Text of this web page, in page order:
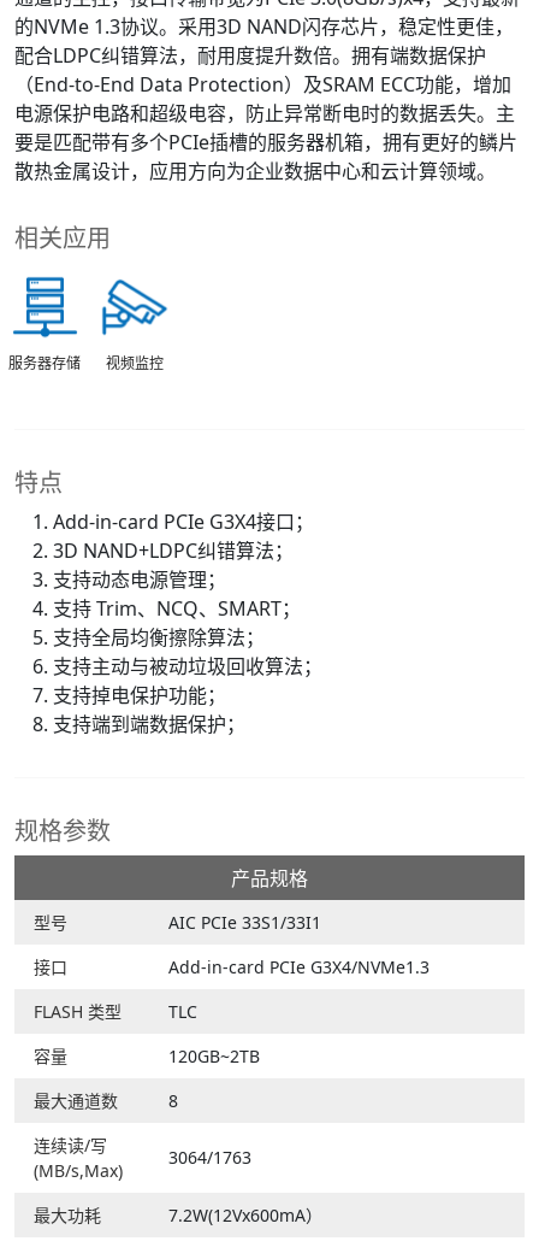
的NVMe 1.3协议。采用3D NAND闪存芯片，稳定性更佳，
配合LDPC纠错算法，耐用度提升数倍。拥有端数据保护
（End-to-End Data Protection）及SRAM ECC功能，增加
电源保护电路和超级电容，防止异常断电时的数据丢失。主
要是匹配带有多个PCIe插槽的服务器机箱，拥有更好的鳞片
散热金属设计，应用方向为企业数据中心和云计算领域。
相关应用
服务器存储 视频监控
特点
Add-in-card PCIe G3X4接口；
3D NAND+LDPC纠错算法；
支持动态电源管理；
支持 Trim、NCQ、SMART；
支持全局均衡擦除算法；
支持主动与被动垃圾回收算法；
支持掉电保护功能；
支持端到端数据保护；
规格参数
产品规格
型号
AIC PCIe 33S1/33I1
接口
Add-in-card PCIe G3X4/NVMe1.3
FLASH 类型
TLC
容量
120GB~2TB
最大通道数
8
连续读/写
(MB/s,Max)
3064/1763
最大功耗
7.2W(12Vx600mA）